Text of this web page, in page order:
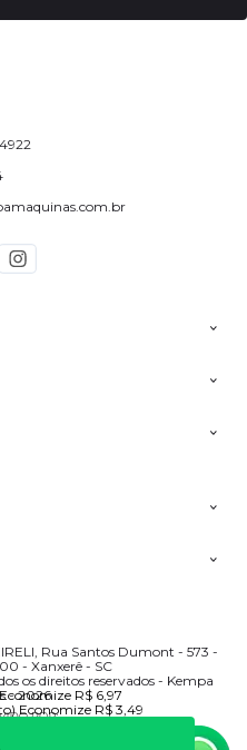
Rua Santos Dumont - 573 -
- Xanxerê - SC
os direitos reservados - Kempa
- 2026
Economize R$ 6,97
Economize R$ 3,49